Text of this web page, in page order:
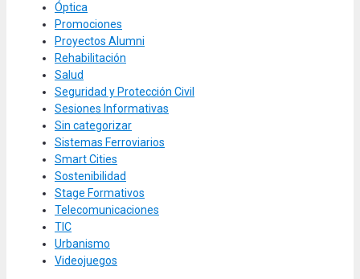
Óptica
Promociones
Proyectos Alumni
Rehabilitación
Salud
Seguridad y Protección Civil
Sesiones Informativas
Sin categorizar
Sistemas Ferroviarios
Smart Cities
Sostenibilidad
Stage Formativos
Telecomunicaciones
TIC
Urbanismo
Videojuegos